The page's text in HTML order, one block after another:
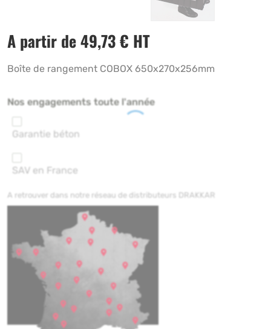
A partir de49,73€ HT
Boîte de rangement COBOX 650x270x256mm
Nos engagements toute l'année
Garantie béton
SAV en France
A retrouver dans notre réseau de distributeurs DRAKKAR